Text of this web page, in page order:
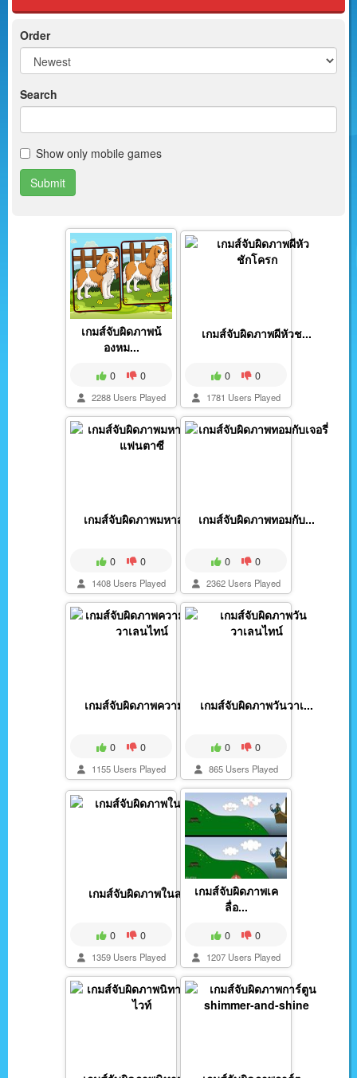
Order
Search
Show only mobile games
Submit
เกมส์จับผิดภาพน้
องหม...
0 0
2288 Users Played
เกมส์จับผิดภาพผีหัวช...
0 0
1781 Users Played
เกมส์จับผิดภาพมหาสมุ...
0 0
1408 Users Played
เกมส์จับผิดภาพทอมกับ...
0 0
2362 Users Played
เกมส์จับผิดภาพความรั...
0 0
1155 Users Played
เกมส์จับผิดภาพวันวาเ...
0 0
865 Users Played
เกมส์จับผิดภาพในสวน
0 0
1359 Users Played
เกมส์จับผิดภาพเค
ลื่อ...
0 0
1207 Users Played